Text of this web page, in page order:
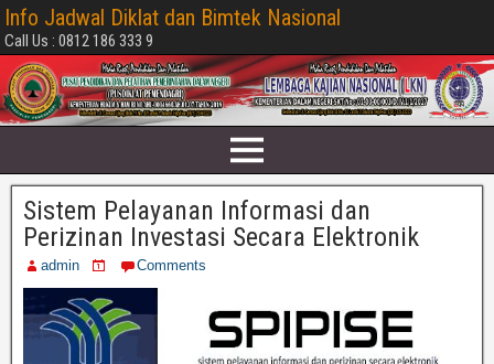
Info Jadwal Diklat dan Bimtek Nasional
Call Us : 0812 186 333 9
Sistem Pelayanan Informasi dan
Perizinan Investasi Secara Elektronik
admin Comments